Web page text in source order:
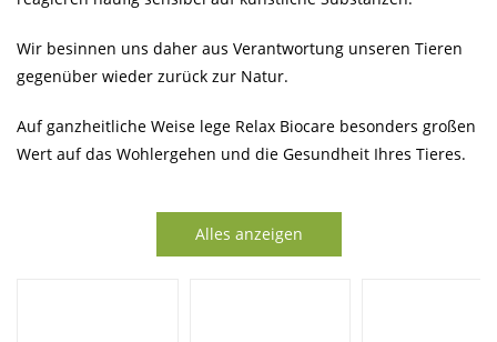
Wir besinnen uns daher aus Verantwortung unseren Tieren
gegenüber wieder zurück zur Natur.
Auf ganzheitliche Weise lege Relax Biocare besonders großen
Wert auf das Wohlergehen und die Gesundheit Ihres Tieres.
Alles anzeigen